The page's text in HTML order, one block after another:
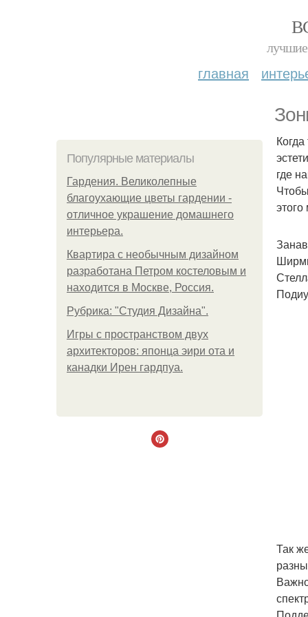
лучшие
главная
Популярные материалы
Гардения. Великолепные
благоухающие цветы гардении -
отличное украшение домашнего
интерьера.
Квартира с необычным дизайном
разработана Петром костеловым и
находится в Москве, Россия.
Рубрика: "Студия Дизайна".
Игры с пространством двух
архитекторов: японца эири ота и
канадки Ирен гардпуа.
где
Так